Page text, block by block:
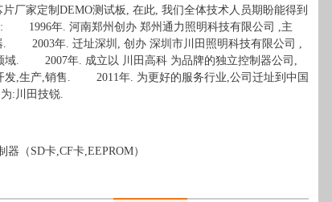
厂家定制DEMO测试板, 在此, 我们全体技术人员期盼能得到
: 1996年. 河南郑州创办 郑州通力照明科技有限公司 ,主
. 2003年. 迁址深圳, 创办 深圳市川田照明科技有限公司 ,
域. 2007年. 成立以 川田高科 为品牌的独立控制器公司,
发,生产,销售. 2011年. 为更好的服务行业,公司迁址到中国
:川田技锐.
（SD卡,CF卡,EEPROM）